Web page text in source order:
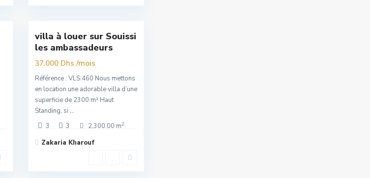
Souissi
Exclusivité
villa à louer sur Souissi
les ambassadeurs
37.000 Dhs/mois
Référence : VLS.460 Nous mettons
en location une adorable villa d’une
superficie de 2300 m² Haut
Standing, si ...
3
3 2,300.00 m2
Zakaria Kharouf